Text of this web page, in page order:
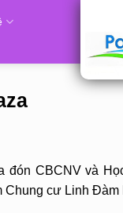
CBCNV và
Chung cư Linh Đàm